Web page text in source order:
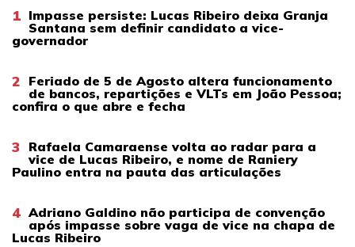
1 Impasse persiste: Lucas Ribeiro deixa Granja
Santana sem definir candidato a vice-
governador
2 Feriado de 5 de Agosto altera funcionamento
de bancos, repartições e VLTs em João Pessoa;
confira o que abre e fecha
3 Rafaela Camaraense volta ao radar para a
vice de Lucas Ribeiro, e nome de Raniery
Paulino entra na pauta das articulações
4 Adriano Galdino não participa de convenção
após impasse sobre vaga de vice na chapa de
Lucas Ribeiro